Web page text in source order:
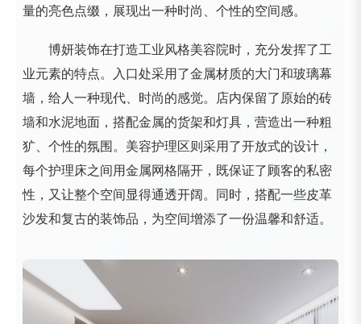
量的亮色点缀，展现出一种时尚、个性的空间感。
博妍装饰在打造工业风格美容院时，充分发挥了工
业元素的特点。入口处采用了金属材质的大门和玻璃幕
墙，给人一种现代、时尚的感觉。店内保留了原始的砖
墙和水泥地面，搭配金属的货架和灯具，营造出一种粗
犷、个性的氛围。美容护理区则采用了开放式的设计，
每个护理床之间用金属网格隔开，既保证了顾客的私密
性，又让整个空间显得通透开阔。同时，搭配一些皮革
沙发和复古的装饰品，为空间增添了一份温馨和舒适。